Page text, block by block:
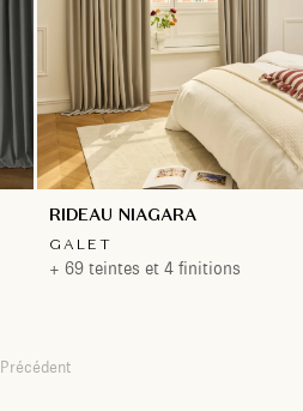
RIDEAU NIAGARA
GALET
+ 69 teintes et 4 finitions
Précédent